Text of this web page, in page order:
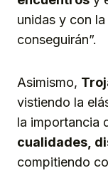
unidas y con
conseguirán”.
Asimismo,
vistiendo la
la importancia
cualidades,
compitiendo